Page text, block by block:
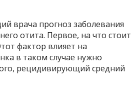
врача прогноз заболевания
отита. Первое, на что стоит
фактор влияет на
в таком случае нужно
рецидивирующий средний